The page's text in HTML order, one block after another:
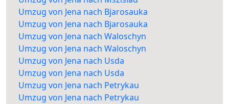
Umzug von Jena nach Bjarosauka
Umzug von Jena nach Bjarosauka
Umzug von Jena nach Waloschyn
Umzug von Jena nach Waloschyn
Umzug von Jena nach Usda
Umzug von Jena nach Usda
Umzug von Jena nach Petrykau
Umzug von Jena nach Petrykau